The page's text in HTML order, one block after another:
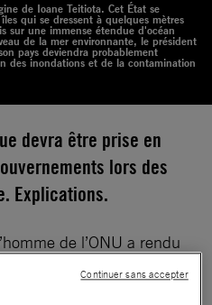
de Ioane Teitiota. Cet État se
qui se dressent à quelques mètres
sur une immense étendue d'océan
de la mer environnante, le président
pays deviendra probablement
des inondations et de la contamination
devra être prise en
lors des
Explications.
de l’ONU a rendu
une affaire relative au
Continuer sans accepter